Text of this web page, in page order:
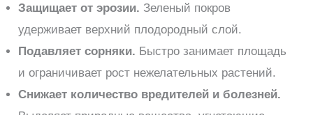
Защищает от эрозии. Зеленый покров
удерживает верхний плодородный слой.
Подавляет сорняки. Быстро занимает площадь
и ограничивает рост нежелательных растений.
Снижает количество вредителей и болезней.